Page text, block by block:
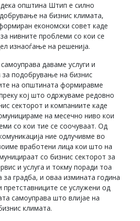
дека општина Штип е силно
на бизнис климата,
економски совет каде
нивните проблеми со кои се
изнаоѓање на решенија.
даваме услуги и
за подобрување на бизнис
на општината формиравме
кој што одржуваме редовно
секторот и компаниите каде
на месечно ниво кои
со кои тие се соочуваат. Од
ние одлучивме во
вработени лица кои што на
со бизнис секторот за
и услуга и токму поради тоа
градба, и оваа измината година
претставниците се услужени од
самоуправа што влијае на
климата.